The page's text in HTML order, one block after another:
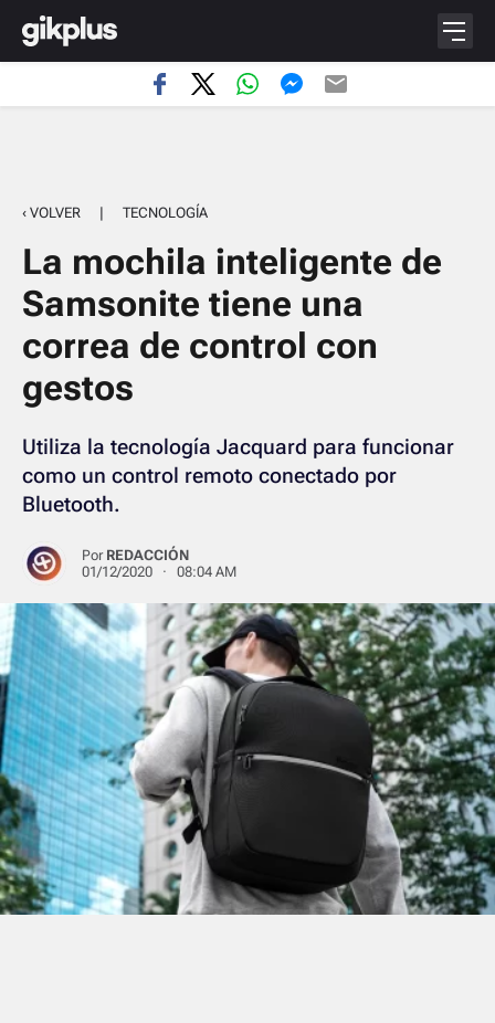
‹ VOLVER | TECNOLOGÍA
La mochila inteligente de
Samsonite tiene una
correa de control con
gestos
Utiliza la tecnología Jacquard para funcionar
como un control remoto conectado por
Bluetooth.
Por REDACCIÓN
01/12/2020 · 08:04 AM